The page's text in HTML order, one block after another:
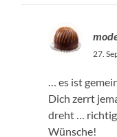
27.
… es ist
Dich zerrt
dreht … richtig
Wünsche!